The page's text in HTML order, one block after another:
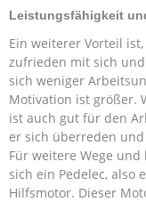
Leistungsfähigkeit
Ein weiterer Vorteil
zufrieden mit sich
sich weniger
Motivation ist größer.
ist auch gut für den
er sich überreden
Für weitere Wege
sich ein Pedelec, also
Hilfsmotor. Dieser